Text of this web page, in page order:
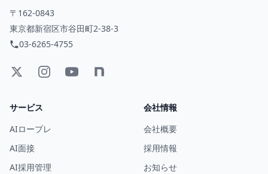
〒162-0843
東京都新宿区市谷田町2-38-3
03-6265-4755
サービス
AIロープレ
AI面接
AI採用管理
会社情報
会社概要
採用情報
お知らせ